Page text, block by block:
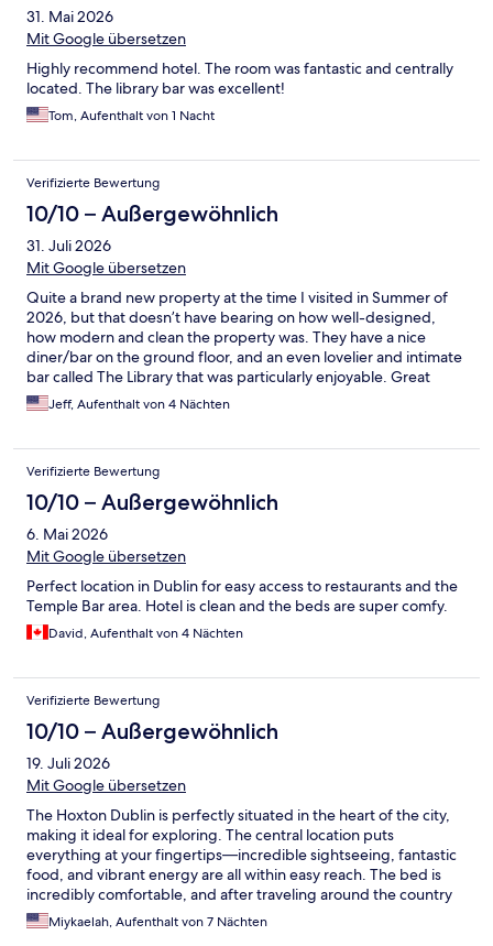
31. Mai 2026
Mit Google übersetzen
Highly recommend hotel. The room was fantastic and centrally
located. The library bar was excellent!
Tom, Aufenthalt von 1 Nacht
Verifizierte Bewertung
10/10 – Außergewöhnlich
31. Juli 2026
Mit Google übersetzen
Quite a brand new property at the time I visited in Summer of
2026, but that doesn’t have bearing on how well-designed,
how modern and clean the property was. They have a nice
diner/bar on the ground floor, and an even lovelier and intimate
bar called The Library that was particularly enjoyable. Great
location in the posh bit of Dublin central to the light rail and all
kinds of things. A high recommendation.
Jeff, Aufenthalt von 4 Nächten
Verifizierte Bewertung
10/10 – Außergewöhnlich
6. Mai 2026
Mit Google übersetzen
Perfect location in Dublin for easy access to restaurants and the
Temple Bar area. Hotel is clean and the beds are super comfy.
David, Aufenthalt von 4 Nächten
Verifizierte Bewertung
10/10 – Außergewöhnlich
19. Juli 2026
Mit Google übersetzen
The Hoxton Dublin is perfectly situated in the heart of the city,
making it ideal for exploring. The central location puts
everything at your fingertips—incredible sightseeing, fantastic
food, and vibrant energy are all within easy reach. The bed is
incredibly comfortable, and after traveling around the country
without air conditioning, I was thrilled to have it here. The bars
and restaurants throughout the hotel are excellent, and the
Miykaelah, Aufenthalt von 7 Nächten